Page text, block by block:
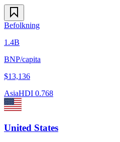
Befolkning
1.4B
BNP/capita
$13,136
AsiaHDI 0.768
United States